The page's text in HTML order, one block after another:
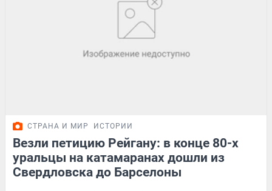
СТРАНА И МИР ИСТОРИИ
Везли петицию Рейгану: в конце 80-х
уральцы на катамаранах дошли из
Свердловска до Барселоны